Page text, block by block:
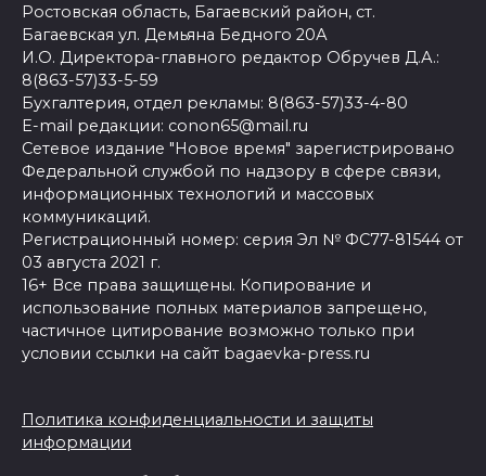
Ростовская область, Багаевский район, ст.
Багаевская ул. Демьяна Бедного 20А
И.О. Директора-главного редактор Обручев Д.А.:
8(863-57)33-5-59
Бухгалтерия, отдел рекламы: 8(863-57)33-4-80
E-mail редакции: conon65@mail.ru
Сетевое издание "Новое время" зарегистрировано
Федеральной службой по надзору в сфере связи,
информационных технологий и массовых
коммуникаций.
Регистрационный номер: серия Эл № ФС77-81544 от
03 августа 2021 г.
16+ Все права защищены. Копирование и
использование полных материалов запрещено,
частичное цитирование возможно только при
условии ссылки на сайт bagaevka-press.ru
Политика конфиденциальности и защиты
информации